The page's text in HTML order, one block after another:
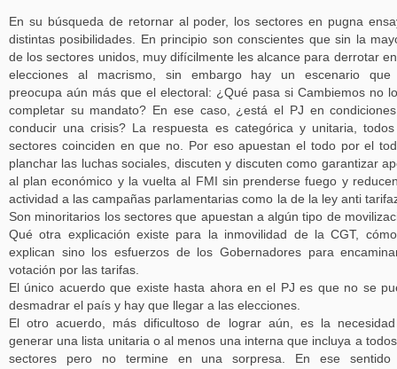
En su búsqueda de retornar al poder, los sectores en pugna
distintas posibilidades. En principio son conscientes que sin la
de los sectores unidos, muy difícilmente les alcance para derrotar
elecciones al macrismo, sin embargo hay un escenario que
preocupa aún más que el electoral: ¿Qué pasa si Cambiemos no
completar su mandato? En ese caso, ¿está el PJ en
conducir una crisis? La respuesta es categórica y unitaria,
sectores coinciden en que no. Por eso apuestan el todo por el
planchar las luchas sociales, discuten y discuten como garantizar
al plan económico y la vuelta al FMI sin prenderse fuego y
actividad a las campañas parlamentarias como la de la ley anti
Son minoritarios los sectores que apuestan a algún tipo de
Qué otra explicación existe para la inmovilidad de la CGT,
explican sino los esfuerzos de los Gobernadores para
votación por las tarifas.
El único acuerdo que existe hasta ahora en el PJ es que no se
desmadrar el país y hay que llegar a las elecciones.
El otro acuerdo, más dificultoso de lograr aún, es la
generar una lista unitaria o al menos una interna que incluya a
sectores pero no termine en una sorpresa. En ese sentido